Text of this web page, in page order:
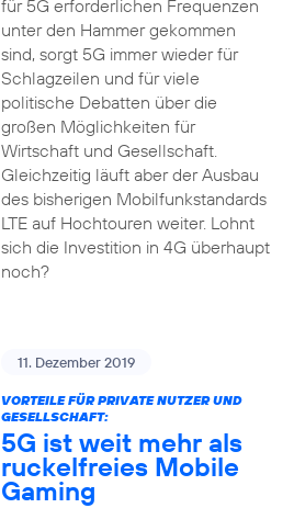
für 5G erforderlichen Frequenzen
unter den Hammer gekommen
sind, sorgt 5G immer wieder für
Schlagzeilen und für viele
politische Debatten über die
großen Möglichkeiten für
Wirtschaft und Gesellschaft.
Gleichzeitig läuft aber der Ausbau
des bisherigen Mobilfunkstandards
LTE auf Hochtouren weiter. Lohnt
sich die Investition in 4G überhaupt
noch?
11. Dezember 2019
VORTEILE FÜR PRIVATE NUTZER UND
GESELLSCHAFT:
5G ist weit mehr als
ruckelfreies Mobile
Gaming